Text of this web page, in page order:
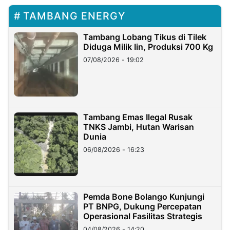
TAMBANG ENERGY
Tambang Lobang Tikus di Tilek
Diduga Milik Iin, Produksi 700 Kg
07/08/2026 - 19:02
Tambang Emas Ilegal Rusak
TNKS Jambi, Hutan Warisan
Dunia
06/08/2026 - 16:23
Pemda Bone Bolango Kunjungi
PT BNPG, Dukung Percepatan
Operasional Fasilitas Strategis